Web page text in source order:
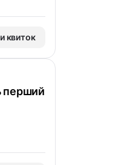
квиток
перший